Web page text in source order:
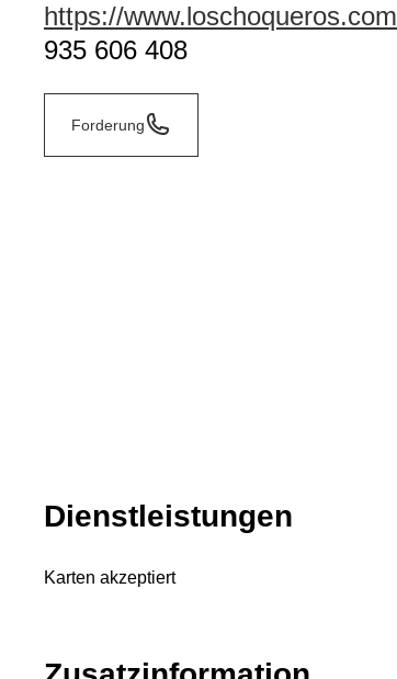
https://www.loschoqueros.com
935 606 408
Forderung
Dienstleistungen
Karten akzeptiert